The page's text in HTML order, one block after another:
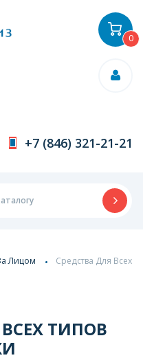
+7 (846) 321-21-21
0
Лицом
Средства Для Всех
ТИПОВ